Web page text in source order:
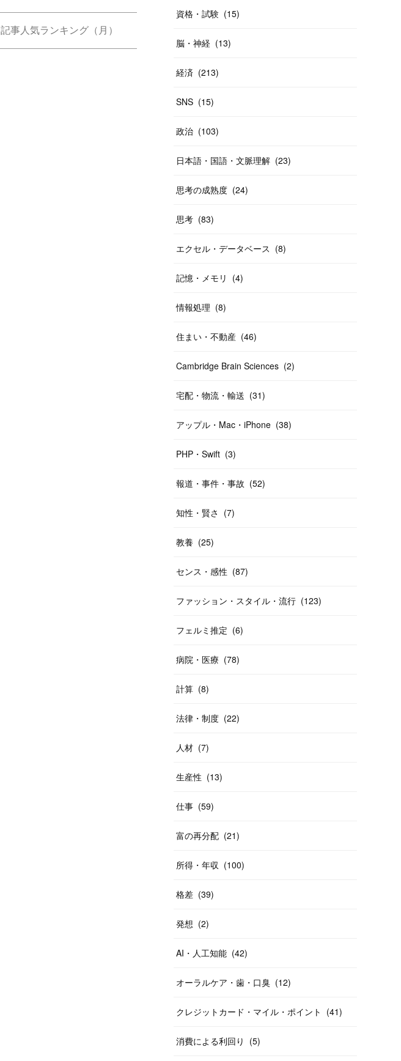
記事人気ランキング（月）
資格・試験 (15)
脳・神経 (13)
経済 (213)
SNS (15)
政治 (103)
日本語・国語・文脈理解 (23)
思考の成熟度 (24)
思考 (83)
エクセル・データベース (8)
記憶・メモリ (4)
情報処理 (8)
住まい・不動産 (46)
Cambridge Brain Sciences (2)
宅配・物流・輸送 (31)
アップル・Mac・iPhone (38)
PHP・Swift (3)
報道・事件・事故 (52)
知性・賢さ (7)
教養 (25)
センス・感性 (87)
ファッション・スタイル・流行 (123)
フェルミ推定 (6)
病院・医療 (78)
計算 (8)
法律・制度 (22)
人材 (7)
生産性 (13)
仕事 (59)
富の再分配 (21)
所得・年収 (100)
格差 (39)
発想 (2)
AI・人工知能 (42)
オーラルケア・歯・口臭 (12)
クレジットカード・マイル・ポイント (41)
消費による利回り (5)